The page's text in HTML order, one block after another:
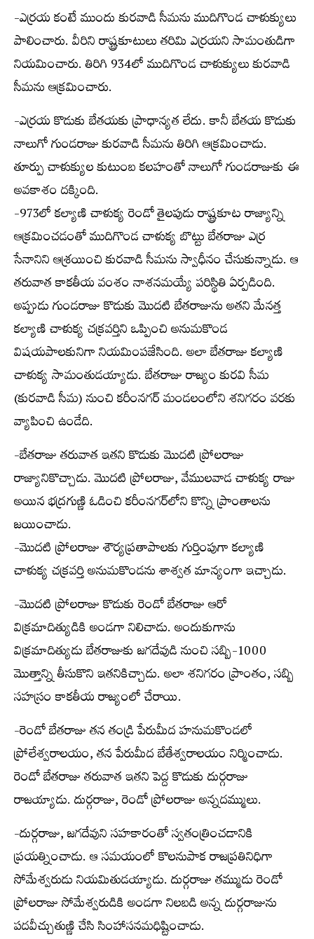
-ఎర్రయ కంటే ముందు కురవాడి సీమను ముదిగొండ చాళుక్యులు
పాలించారు. వీరిని రాష్ట్రకూటులు తరిమి ఎర్రయని సామంతుడిగా
నియమించారు. తిరిగి 934లో ముదిగొండ చాళుక్యులు కురవాడి
సీమను ఆక్రమించారు.
-ఎర్రయ కొడుకు బేతయకు ప్రాధాన్యత లేదు. కానీ బేతయ కొడుకు
నాలుగో గుండరాజు కురవాడి సీమను తిరిగి ఆక్రమించాడు.
తూర్పు చాళుక్యుల కుటుంబ కలహంతో నాలుగో గుండరాజుకు ఈ
అవకాశం దక్కింది.
-973లో కల్యాణి చాళుక్య రెండో తైలపుడు రాష్ట్రకూట రాజ్యాన్ని
ఆక్రమించడంతో ముదిగొండ చాళుక్య బొట్టు బేతరాజు ఎర్ర
సేనానిని ఆశ్రయించి కురవాడి సీమను స్వాధీనం చేసుకున్నాడు. ఆ
తరువాత కాకతీయ వంశం నాశనమయ్యే పరిస్థితి ఏర్పడింది.
అప్పుడు గుండరాజు కొడుకు మొదటి బేతరాజును అతని మేనత్త
కల్యాణి చాళుక్య చక్రవర్తిని ఒప్పించి అనుమకొండ
విషయపాలకునిగా నియమింపజేసింది. అలా బేతరాజు కల్యాణి
చాళుక్య సామంతుడయ్యాడు. బేతరాజు రాజ్యం కురవి సీమ
(కురవాడి సీమ) నుంచి కరీంనగర్ మండలంలోని శనిగరం వరకు
వ్యాపించి ఉండేది.
-బేతరాజు తరువాత ఇతని కొడుకు మొదటి ప్రోలరాజు
రాజ్యానికొచ్చాడు. మొదటి ప్రోలరాజు, వేములవాడ చాళుక్య రాజు
అయిన భద్రగుణ్ణి ఓడించి కరీంనగర్‌లోని కొన్ని ప్రాంతాలను
జయించాడు.
-మొదటి ప్రోలరాజు శౌర్యప్రతాపాలకు గుర్తింపుగా కల్యాణి
చాళుక్య చక్రవర్తి అనుమకొండను శాశ్వత మాన్యంగా ఇచ్చాడు.
-మొదటి ప్రోలరాజు కొడుకు రెండో బేతరాజు ఆరో
విక్రమాదిత్యుడికి అండగా నిలిచాడు. అందుకుగాను
విక్రమాదిత్యుడు బేతరాజుకు జగదేవుడి నుంచి సబ్బి-1000
మొత్తాన్ని తీసుకొని ఇతనికిచ్చాడు. అలా శనిగరం ప్రాంతం, సబ్బి
సహస్రం కాకతీయ రాజ్యంలో చేరాయి.
-రెండో బేతరాజు తన తండ్రి పేరుమీద హనుమకొండలో
ప్రోలేశ్వరాలయం, తన పేరుమీద బేతేశ్వరాలయం నిర్మించాడు.
రెండో బేతరాజు తరువాత ఇతని పెద్ద కొడుకు దుర్గరాజు
రాజయ్యాడు. దుర్గరాజు, రెండో ప్రోలరాజు అన్నదమ్ములు.
-దుర్గరాజు, జగదేవుని సహకారంతో స్వతంత్రించడానికి
ప్రయత్నించాడు. ఆ సమయంలో కొలనుపాక రాజప్రతినిధిగా
సోమేశ్వరుడు నియమితుడయ్యాడు. దుర్గరాజు తమ్ముడు రెండో
ప్రోలరాజు సోమేశ్వరుడికి అండగా నిలబడి అన్న దుర్గరాజును
పదవీచ్చుతుణ్ణి చేసి సింహాసనమధిష్టించాడు.